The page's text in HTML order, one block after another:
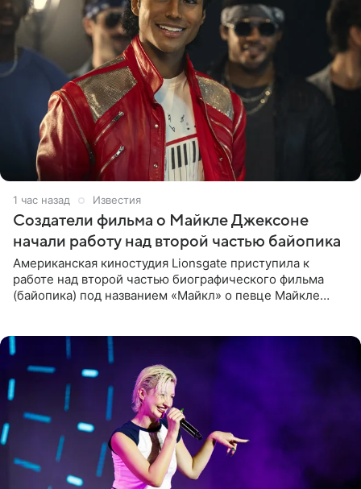
1 час назад Известия
Создатели фильма о Майкле Джексоне
начали работу над второй частью байопика
Американская киностудия Lionsgate приступила к
работе над второй частью биографического фильма
(байопика) под названием «Майкл» о певце Майкле